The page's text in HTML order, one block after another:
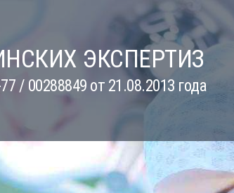
ЭКСПЕРТИЗ
/ 00288849 от 21.08.2013 года